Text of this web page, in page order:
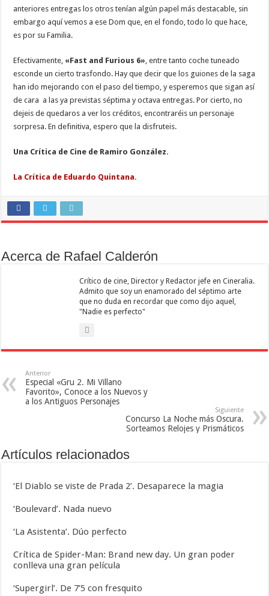
anteriores entregas los otros tenían algún papel más destacable, sin
embargo aquí vemos a ese Dom que, en el fondo, todo lo que hace,
es por su Familia.
Efectivamente, «Fast and Furious 6» , entre tanto coche tuneado
esconde un cierto trasfondo. Hay que decir que los guiones de la saga
han ido mejorando con el paso del tiempo, y esperemos que sigan así
de cara a las ya previstas séptima y octava entregas. Por cierto, no
dejeis de quedaros a ver los créditos, encontraréis un personaje
sorpresa. En definitiva, espero que la disfruteis.
Una Crítica de Cine de Ramiro González.
La Crítica de Eduardo Quintana.
Acerca de Rafael Calderón
Crítico de cine, Director y Redactor jefe en Cineralia.
Admito que soy un enamorado del séptimo arte
que no duda en recordar que como dijo aquel,
"Nadie es perfecto"
Anterior
Especial «Gru 2. Mi Villano
Favorito», Conoce a los Nuevos y
a los Antiguos Personajes
Siguiente
Concurso La Noche más Oscura.
Sorteamos Relojes y Prismáticos
Artículos relacionados
‘El Diablo se viste de Prada 2’. Desaparece la magia
‘Boulevard’. Nada nuevo
‘La Asistenta’. Dúo perfecto
Crítica de Spider-Man: Brand new day. Un gran poder
conlleva una gran película
‘Supergirl’. De 7’5 con fresquito